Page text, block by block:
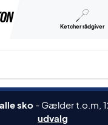
Ketcher rådgiver
produkter, mærker etc.
sko - Gælder t.o.m,
udvalg